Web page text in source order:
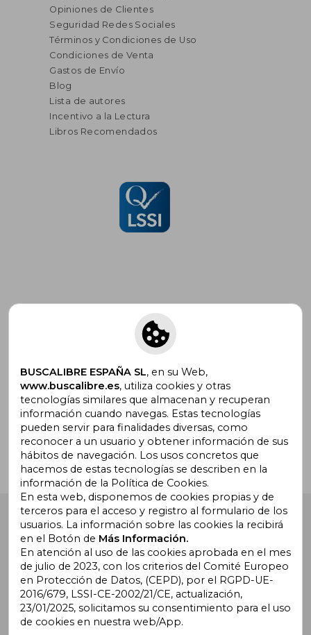
Opiniones de Clientes
Seguridad Redes Sociales
Términos y Condiciones de Uso
Condiciones de Venta
Gastos de Envío
Blog
Lista de autores
Incentivo a la Lectura
Libros Recomendados
Suscríbete para recibir ofertas y
promociones
¿Necesitas ayuda?
Ir a Centro de Soporte
Buscalibre España . Calle Energía, 65, Nave 3 (08940),
Cornellà de Llobregat, Barcelona. Derechos Reservados.
Buscalibre Argentina| Buscalibre Chile
BUSCALIBRE ESPAÑA SL, en su Web,
www.buscalibre.es, utiliza cookies y otras
tecnologías similares que almacenan y recuperan
información cuando navegas. Estas tecnologías
pueden servir para finalidades diversas, como
reconocer a un usuario y obtener información de sus
hábitos de navegación. Los usos concretos que
hacemos de estas tecnologías se describen en la
información de la Política de Cookies.
En esta web, disponemos de cookies propias y de
terceros para el acceso y registro al formulario de los
usuarios. La información sobre las cookies la recibirá
en el Botón de Más Información.
En atención al uso de las cookies aprobada en el mes
de julio de 2023, con los criterios del Comité Europeo
en Protección de Datos, (CEPD), por el RGPD-UE-
2016/679, LSSI-CE-2002/21/CE, actualización,
23/01/2025, solicitamos su consentimiento para el uso
de cookies en nuestra web/App.